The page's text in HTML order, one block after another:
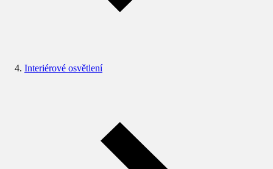
Interiérové osvětlení